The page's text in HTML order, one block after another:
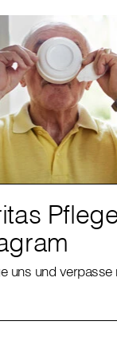
uns und verpasse